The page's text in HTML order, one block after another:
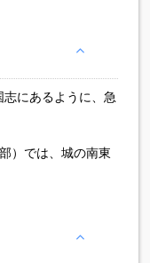
にあるように、急
）では、城の南東